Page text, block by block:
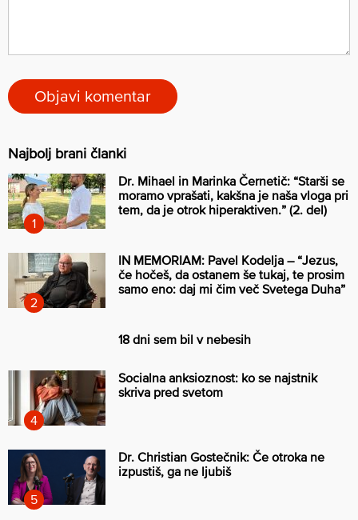
Najbolj brani članki
Dr. Mihael in Marinka Černetič: “Starši se
moramo vprašati, kakšna je naša vloga pri
tem, da je otrok hiperaktiven.” (2. del)
IN MEMORIAM: Pavel Kodelja – “Jezus,
če hočeš, da ostanem še tukaj, te prosim
samo eno: daj mi čim več Svetega Duha”
18 dni sem bil v nebesih
Socialna anksioznost: ko se najstnik
skriva pred svetom
Dr. Christian Gostečnik: Če otroka ne
izpustiš, ga ne ljubiš